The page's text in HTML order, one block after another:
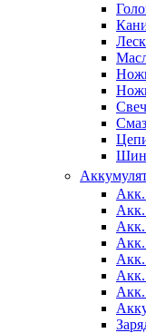
Акк.